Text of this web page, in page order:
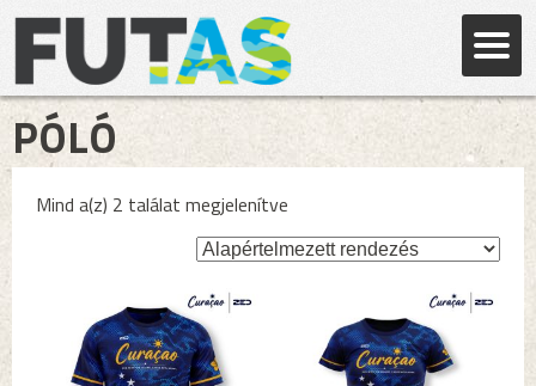
PÓLÓ
Mind a(z) 2 találat megjelenítve